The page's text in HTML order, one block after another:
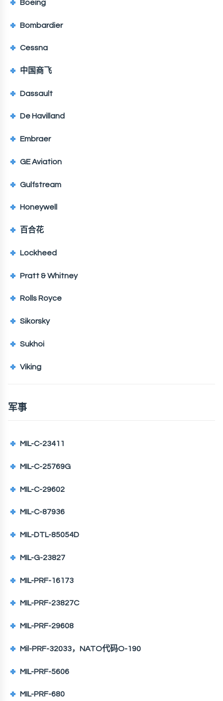
Boeing
Bombardier
Cessna
中国商飞
Dassault
De Havilland
Embraer
GE Aviation
Gulfstream
Honeywell
百合花
Lockheed
Pratt & Whitney
Rolls Royce
Sikorsky
Sukhoi
Viking
军事
MIL-C-23411
MIL-C-25769G
MIL-C-29602
MIL-C-87936
MIL-DTL-85054D
MIL-G-23827
MIL-PRF-16173
MIL-PRF-23827C
MIL-PRF-29608
Mil-PRF-32033，NATO代码O-190
MIL-PRF-5606
MIL-PRF-680